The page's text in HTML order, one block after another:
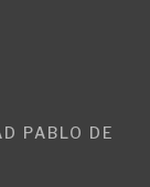
PABLO DE